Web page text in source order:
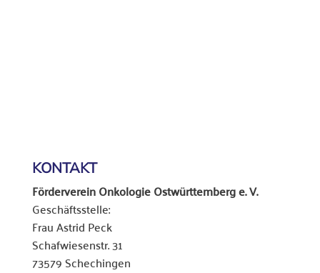
KONTAKT
Förderverein Onkologie Ostwürttemberg e. V.
Geschäftsstelle:
Frau Astrid Peck
Schafwiesenstr. 31
73579 Schechingen